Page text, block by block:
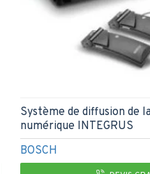
BOSCH
Système de diffusion de
numérique INTEGRUS